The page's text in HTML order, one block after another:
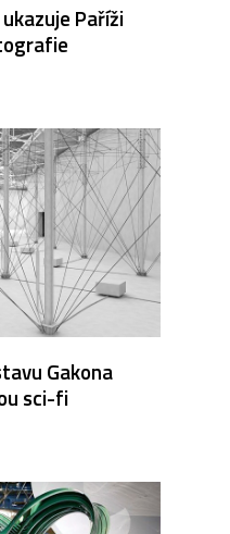
Paříži
Gakona
sci-fi